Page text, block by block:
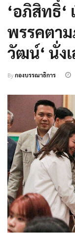
‘อภิสิทธิ์‘
พรรคตา
วัฒน์‘ นั่ง
Byกองบรรณาธิการ